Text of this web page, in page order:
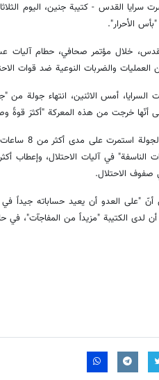
القدس - كتيبة جنين، اليوم
الأحرار".
خلال مؤتمر صحافي، حطام آليات
والضربات النوعية ضد قوات
السرايا، أمس الاثنين، انتهاء جولة من
أنّها خرجت من هذه المعركة "أكثرَ قوةً
لفتت إلى
الاحتلال.
أنّ "على العدو أن يعيد حساباته جيداً
لدى الكتيبة "مزيداً من المفاجآت"، في